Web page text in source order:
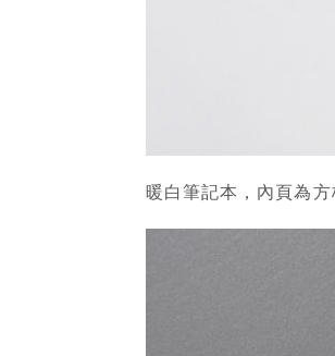
暖白筆記本，內頁為方